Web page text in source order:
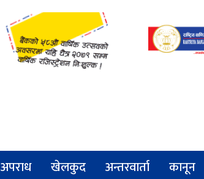
अपराध खेलकुद अन्तरवार्ता कानून